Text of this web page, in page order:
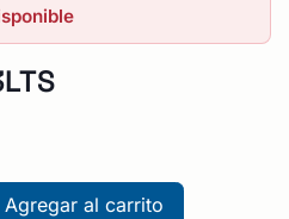
Agregar al carrito